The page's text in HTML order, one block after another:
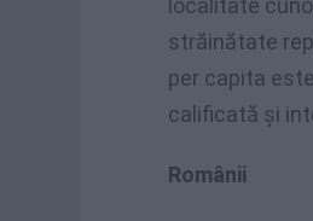
localitate
străinătate
per capita
calificată și
Românii